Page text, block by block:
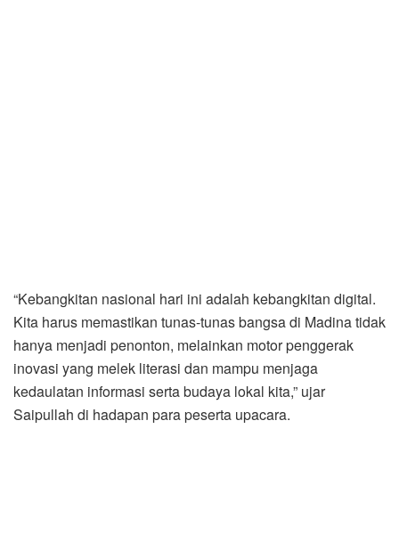
“Kebangkitan nasional hari ini adalah kebangkitan digital.
Kita harus memastikan tunas-tunas bangsa di Madina tidak
hanya menjadi penonton, melainkan motor penggerak
inovasi yang melek literasi dan mampu menjaga
kedaulatan informasi serta budaya lokal kita,” ujar
Saipullah di hadapan para peserta upacara.